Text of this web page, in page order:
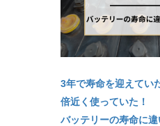
3年で寿命を迎えてい
倍近く使っていた！
バッテリーの寿命に